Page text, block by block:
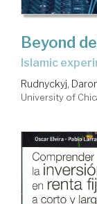
Beyond
islamic
Rudnyckyj,
University of